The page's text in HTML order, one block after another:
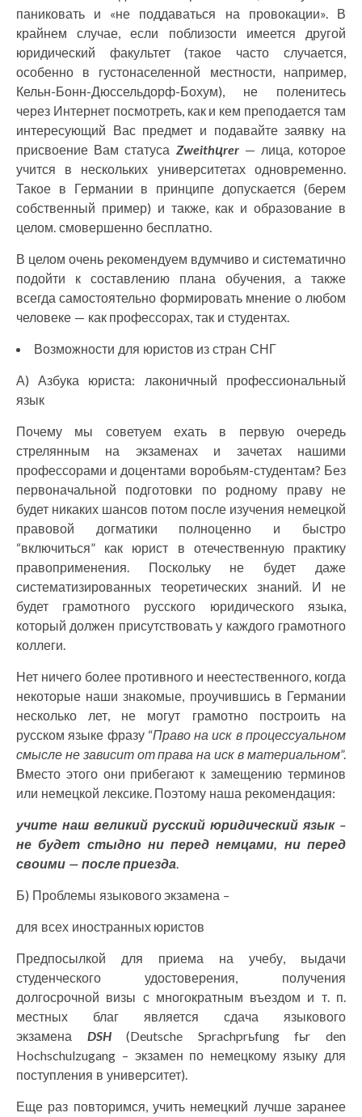
паниковать и «не поддаваться на провокации». В
крайнем случае, если поблизости имеется другой
юридический факультет (такое часто случается,
особенно в густонаселенной местности, например,
Кельн-Бонн-Дюссельдорф-Бохум), не поленитесь
через Интернет посмотреть, как и кем преподается там
интересующий Вас предмет и подавайте заявку на
присвоение Вам статуса Zweithцrer— лица, которое
учится в нескольких университетах одновременно.
Такое в Германии в принципе допускается (берем
собственный пример) и также, как и образование в
целом. смовершенно бесплатно.
В целом очень рекомендуем вдумчиво и систематично
подойти к составлению плана обучения, а также
всегда самостоятельно формировать мнение о любом
человеке — как профессорах, так и студентах.
Возможности для юристов из стран СНГ
А) Азбука юриста: лаконичный профессиональный
язык
Почему мы советуем ехать в первую очередь
стрелянным на экзаменах и зачетах нашими
профессорами и доцентами воробьям-студентам? Без
первоначальной подготовки по родному праву не
будет никаких шансов потом после изучения немецкой
правовой догматики полноценно и быстро
“включиться” как юрист в отечественную практику
правоприменения. Поскольку не будет даже
систематизированных теоретических знаний. И не
будет грамотного русского юридического языка,
который должен присутствовать у каждого грамотного
коллеги.
Нет ничего более противного и неестественного, когда
некоторые наши знакомые, проучившись в Германии
несколько лет, не могут грамотно построить на
русском языке фразу “Право на иск в процессуальном
смысле не зависит от права на иск в материальном”.
Вместо этого они прибегают к замещению терминов
или немецкой лексике. Поэтому наша рекомендация:
учите наш великий русский юридический язык –
не будет стыдно ни перед немцами, ни перед
своими — после приезда.
Б) Проблемы языкового экзамена –
для всех иностранных юристов
Предпосылкой для приема на учебу, выдачи
студенческого удостоверения, получения
долгосрочной визы с многократным въездом и т. п.
местных благ является сдача языкового
экзамена DSH(Deutsche Sprachprьfung fьr den
Hochschulzugang – экзамен по немецкому языку для
поступления в университет).
Еще раз повторимся, учить немецкий лучше заранее